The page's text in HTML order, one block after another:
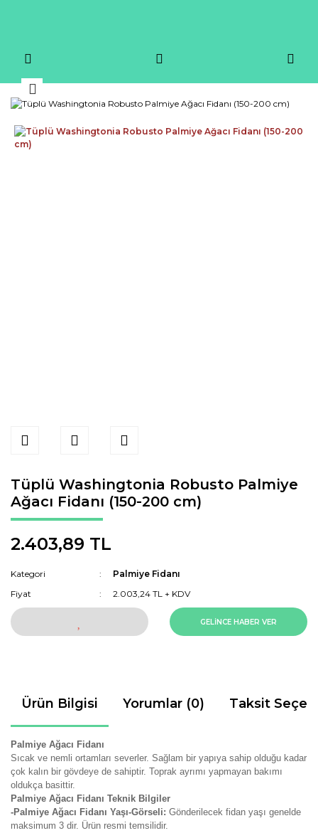
Tüplü Washingtonia Robusto Palmiye
Ağacı Fidanı (150-200 cm)
2.403,89 TL
Kategori
Palmiye Fidanı
Fiyat
2.003,24 TL + KDV
GELİNCE HABER VER
Ürün Bilgisi Yorumlar (0) Taksit
Palmiye Ağacı Fidanı
Sıcak ve nemli ortamları severler. Sağlam bir yapıya sahip olduğu kadar
çok kalın bir gövdeye de sahiptir. Toprak ayrımı yapmayan bakımı
oldukça basittir.
Palmiye Ağacı Fidanı Teknik Bilgiler
-Palmiye Ağacı Fidanı Yaşı-Görseli: Gönderilecek fidan yaşı genelde
maksimum 3 dir. Ürün resmi temsilidir.